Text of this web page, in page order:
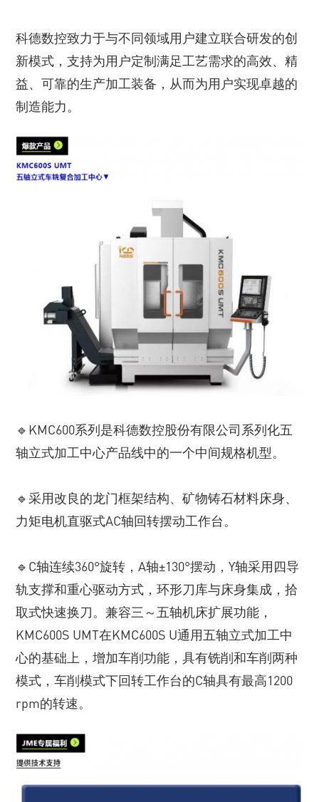
科德数控致力于与不同领域用户建立联合研发的创
新模式，支持为用户定制满足工艺需求的高效、精
益、可靠的生产加工装备，从而为用户实现卓越的
制造能力。
🔹KMC600系列是科德数控股份有限公司系列化五
轴立式加工中心产品线中的一个中间规格机型。
🔹采用改良的龙门框架结构、矿物铸石材料床身、
力矩电机直驱式AC轴回转摆动工作台。
🔹C轴连续360°旋转，A轴±130°摆动，Y轴采用四导
轨支撑和重心驱动方式，环形刀库与床身集成，拾
取式快速换刀。兼容三～五轴机床扩展功能，
KMC600S UMT在KMC600S U通用五轴立式加工中
心的基础上，增加车削功能，具有铣削和车削两种
模式，车削模式下回转工作台的C轴具有最高1200
rpm的转速。